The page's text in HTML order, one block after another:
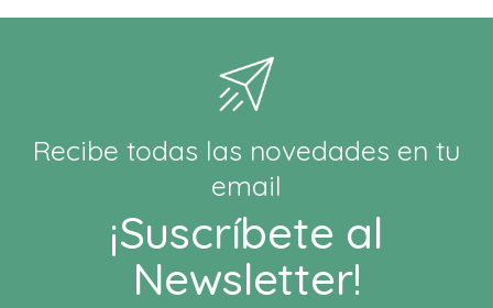
Recibe todas las novedades en tu
email
¡Suscríbete al
Newsletter!